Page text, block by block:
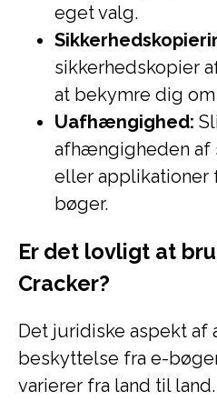
eget valg.
sikkerhedskopier
at bekymre dig
Uafhængighed:
afhængigheden af
eller
bøger.
Er det lovligt at
Cracker?
Det juridiske aspekt af
beskyttelse fra e-
varierer fra land til